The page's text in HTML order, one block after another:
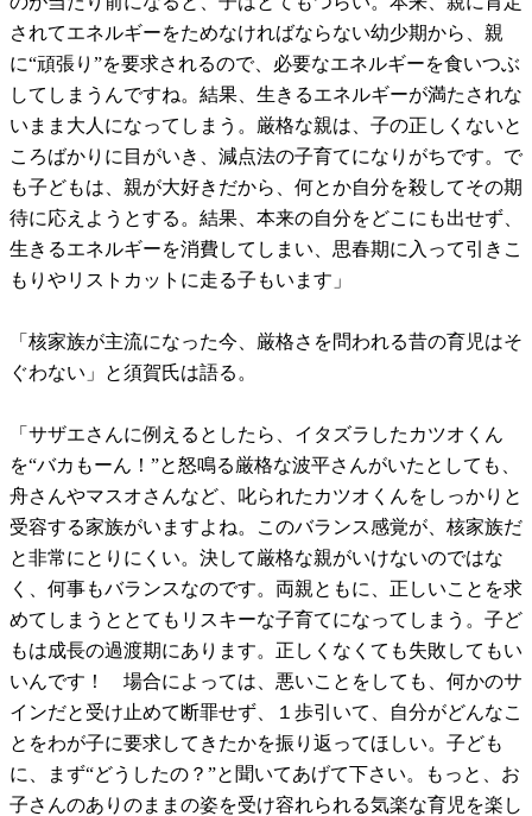
されてエネルギーをためなければならない幼少期から、親
に“頑張り”を要求されるので、必要なエネルギーを食いつぶ
してしまうんですね。結果、生きるエネルギーが満たされな
いまま大人になってしまう。厳格な親は、子の正しくないと
ころばかりに目がいき、減点法の子育てになりがちです。で
も子どもは、親が大好きだから、何とか自分を殺してその期
待に応えようとする。結果、本来の自分をどこにも出せず、
生きるエネルギーを消費してしまい、思春期に入って引きこ
もりやリストカットに走る子もいます」
「核家族が主流になった今、厳格さを問われる昔の育児はそ
ぐわない」と須賀氏は語る。
「サザエさんに例えるとしたら、イタズラしたカツオくん
を“バカもーん！”と怒鳴る厳格な波平さんがいたとしても、
舟さんやマスオさんなど、叱られたカツオくんをしっかりと
受容する家族がいますよね。このバランス感覚が、核家族だ
と非常にとりにくい。決して厳格な親がいけないのではな
く、何事もバランスなのです。両親ともに、正しいことを求
めてしまうととてもリスキーな子育てになってしまう。子ど
もは成長の過渡期にあります。正しくなくても失敗してもい
いんです！ 場合によっては、悪いことをしても、何かのサ
インだと受け止めて断罪せず、１歩引いて、自分がどんなこ
とをわが子に要求してきたかを振り返ってほしい。子ども
に、まず“どうしたの？”と聞いてあげて下さい。もっと、お
子さんのありのままの姿を受け容れられる気楽な育児を楽し